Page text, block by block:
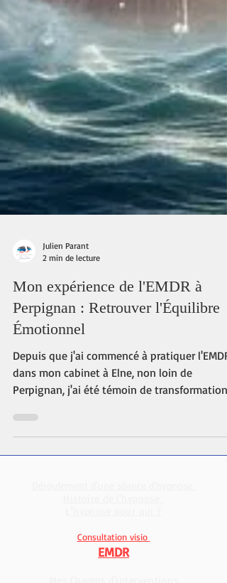
2 min de lecture
Mon expérience de l'EMDR à
Perpignan : Retrouver l'Équilibre
Émotionnel
Depuis que j'ai commencé à pratiquer l'EMDR
dans mon cabinet à Elne, non loin de
Perpignan, j'ai été témoin de transformations
chez mes...
L'hypnose pour qui ?